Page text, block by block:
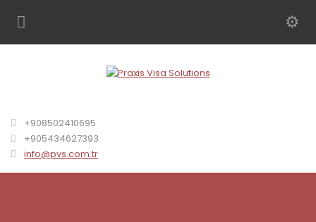
+908502410695
+905434627393
info@pvs.com.tr